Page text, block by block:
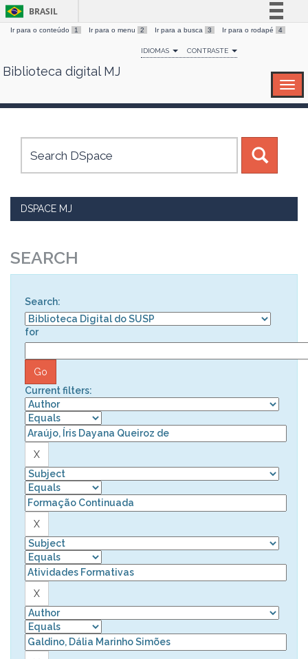
Skip
BRASIL
Simplifique!
Comunica BR
Canais
Ir para o conteúdo 1 Ir para o menu 2 Ir para a busca 3 Ir para o rodapé 4
IDIOMAS CONTRASTE
Biblioteca digital MJ
DSPACE MJ
SEARCH
Search:
for
Current filters: